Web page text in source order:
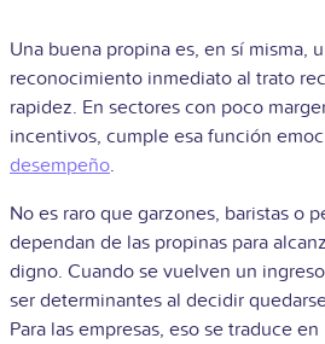
Una buena propina es, en sí misma,
reconocimiento inmediato al trato
rapidez. En sectores con poco
incentivos, cumple esa función
desempeño.
No es raro que garzones, baristas o
dependan de las propinas para
digno. Cuando se vuelven un
ser determinantes al decidir
Para las empresas, eso se traduce